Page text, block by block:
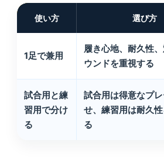
使い方 選び方
1足で兼用
履き心地、耐久性
ウンドを重視する
試合用と練
習用で分け
る
試合用は得意なプ
せ、練習用は耐久
る